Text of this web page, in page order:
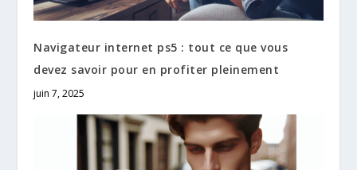
Navigateur internet ps5 : tout ce que vous
devez savoir pour en profiter pleinement
juin 7, 2025